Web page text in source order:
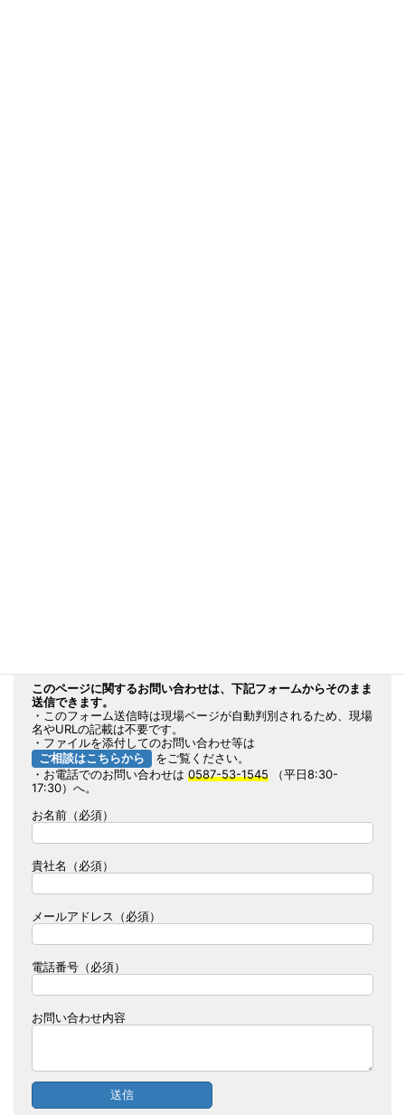
このページに関するお問い合わせは、下記フォームからそのまま
送信できます。
・このフォーム送信時は現場ページが自動判別されるため、現場
名やURLの記載は不要です。
・ファイルを添付してのお問い合わせ等は
ご相談はこちらから
をご覧ください。
・お電話でのお問い合わせは 0587-53-1545 （平日8:30-
17:30）へ。
お名前（必須）
貴社名（必須）
メールアドレス（必須）
電話番号（必須）
お問い合わせ内容